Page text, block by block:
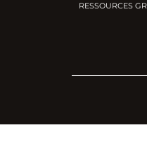
RESSOURCES